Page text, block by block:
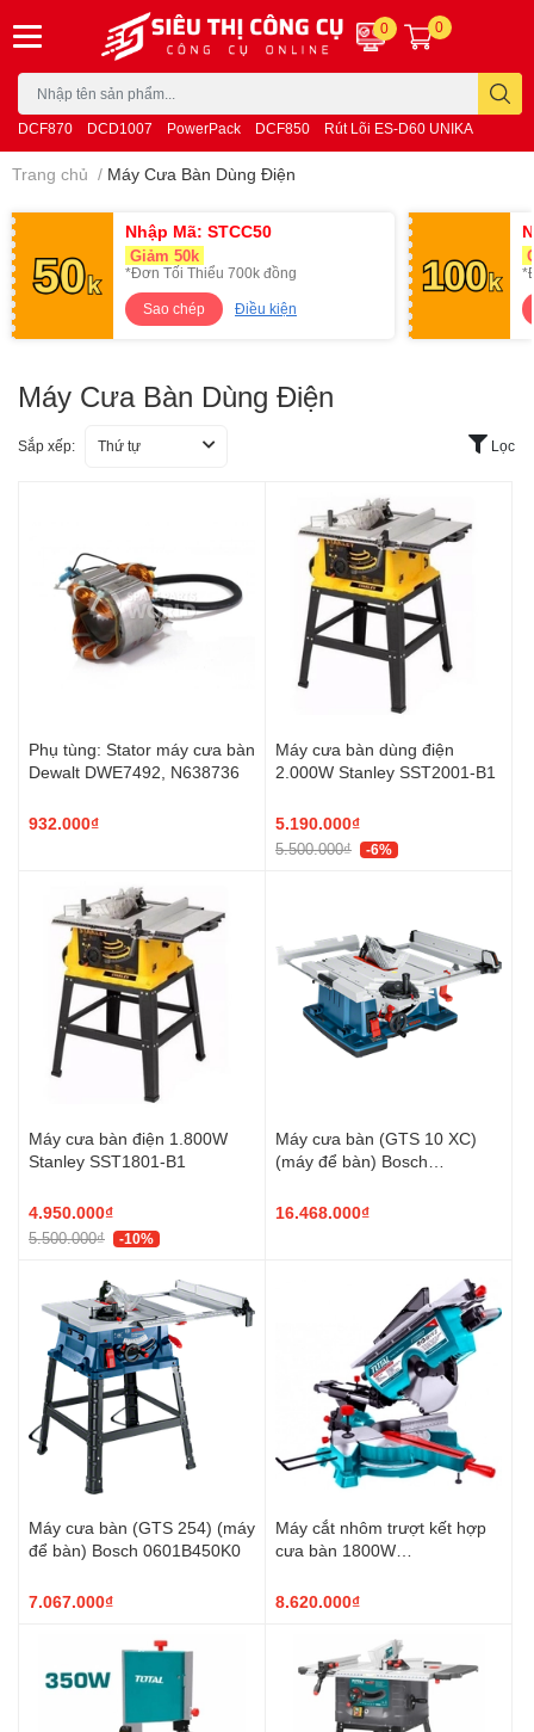
DCF870 DCD1007 PowerPack DCF850 Rút Lõi ES-D60 UNIKA
0 0
Trang chủ / Máy Cưa Bàn Dùng Điện
Nhập Mã: STCC50
Giảm 50k
*Đơn Tối Thiểu 700k đồng
Sao chép
Điều kiện
Máy Cưa Bàn Dùng Điện
Sắp xếp: Thứ tự Lọc
Phụ tùng: Stator máy cưa bàn
Dewalt DWE7492, N638736
932.000₫
Máy cưa bàn dùng điện
2.000W Stanley SST2001-B1
5.190.000₫
5.500.000₫ -6%
Máy cưa bàn điện 1.800W
Stanley SST1801-B1
4.950.000₫
5.500.000₫ -10%
Máy cưa bàn (GTS 10 XC)
(máy để bàn) Bosch
16.468.000₫
Máy cưa bàn (GTS 254) (máy
để bàn) Bosch 0601B450K0
7.067.000₫
Máy cắt nhôm trượt kết hợp
cưa bàn 1800W
8.620.000₫